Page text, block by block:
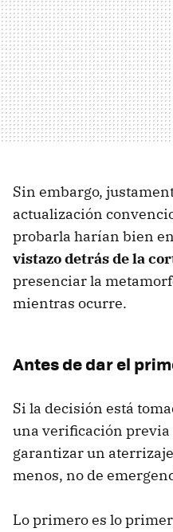
Sin embargo,
actualización
probarla harían bien
vistazo detrás de la
presenciar la
mientras ocurre.
Antes de dar el
Si la decisión está
una verificación previa
garantizar un
menos, no de
Lo primero es lo